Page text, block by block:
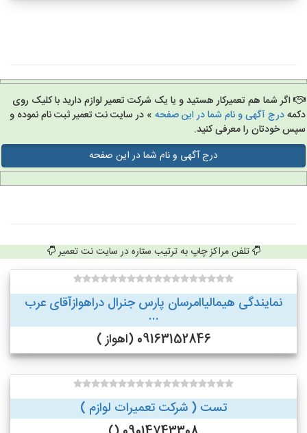
اگر شما هم تعمیرکار هستید و یا یک شرکت تعمیر لوازم دارید با کلیک روی
درج آگهی و نام شما در این صفحه» در سایت نت تعمیر ثبت نام نموده و
خودتان را معرفی کنید.
درج آگهی و نام شما در این صفحه
تلفن مراکز چاپ به ترتیب ستاره در سایت نت تعمیر
نمایندگی هیمالیاامرسان پارس جنرال دراهوازآقای عرب
...
09163152846 (اهواز )
تست ( شرکت تعمیرات لوازم )